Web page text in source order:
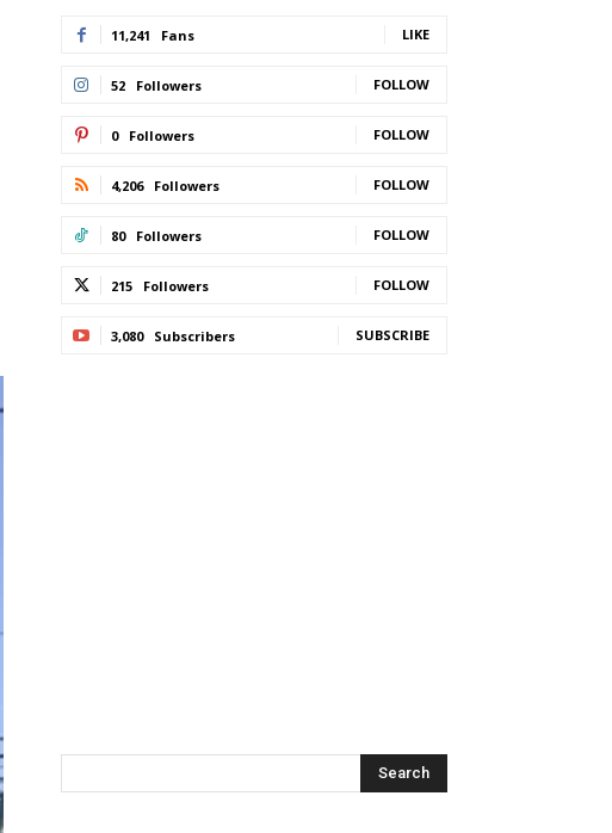
11,241 Fans LIKE
52 Followers FOLLOW
0 Followers FOLLOW
4,206 Followers FOLLOW
80 Followers FOLLOW
215 Followers FOLLOW
3,080 Subscribers SUBSCRIBE